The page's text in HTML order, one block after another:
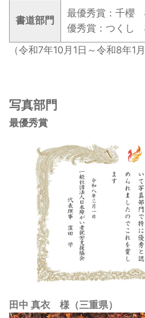
書道部門
最優秀賞：千櫻
優秀賞：つくし
（令和7年10月1日～令和8年1月
写真部門
最優秀賞
田中 真衣 様（三重県）